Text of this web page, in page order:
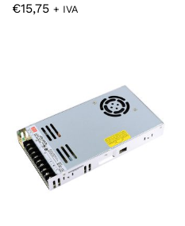
€15,75 + IVA